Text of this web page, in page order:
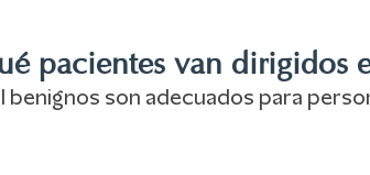
pacientes van dirigidos
son adecuados para